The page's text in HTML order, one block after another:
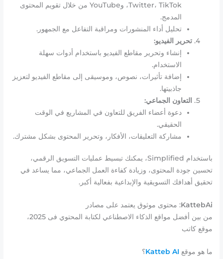
Twitter، TikTok، وYouTube من خلال تقويم المحتوى
المدمج.
تحليل أداء المنشورات ومراقبة التفاعل مع الجمهور.
تحرير الفيديو:
إنشاء وتحرير مقاطع الفيديو باستخدام أدوات سهلة
الاستخدام.
إضافة تأثيرات، نصوص، وموسيقى إلى مقاطع الفيديو لتعزيز
جاذبيتها.
التعاون الجماعي:
دعوة أعضاء الفريق للتعاون في المشاريع في الوقت
الحقيقي.
مشاركة التعليقات، الأفكار، وتحرير المحتوى بشكل مشترك.
باستخدام Simplified، يمكنك تبسيط عمليات التسويق الرقمي،
تحسين جودة المحتوى، وزيادة كفاءة العمل الجماعي، مما يساعد في
تحقيق أهدافك التسويقية والإبداعية بفعالية أكبر.
KattebAi: محتوى موثوق يعتمد على مصادر
من بين أفضل مواقع الذكاء الاصطناعي لكتابة المحتوي فى 2025،
موقع كاتب
ما هو موقع Katteb AI؟